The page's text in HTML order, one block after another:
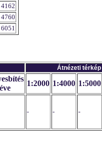
4162
4760
6051
Átnézeti térkép
éve
1:2000 1:4000 1:5000
- - -